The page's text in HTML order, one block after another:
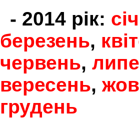
- 2014 рік:
березень,
червень,
вересень,
грудень